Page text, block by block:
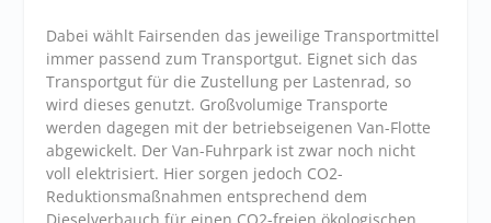
Dabei wählt Fairsenden das jeweilige Transportmittel
immer passend zum Transportgut. Eignet sich das
Transportgut für die Zustellung per Lastenrad, so
wird dieses genutzt. Großvolumige Transporte
werden dagegen mit der betriebseigenen Van-Flotte
abgewickelt. Der Van-Fuhrpark ist zwar noch nicht
voll elektrisiert. Hier sorgen jedoch CO2-
Reduktionsmaßnahmen entsprechend dem